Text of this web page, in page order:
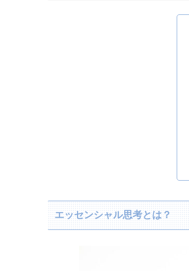
エッセンシャル思考とは？